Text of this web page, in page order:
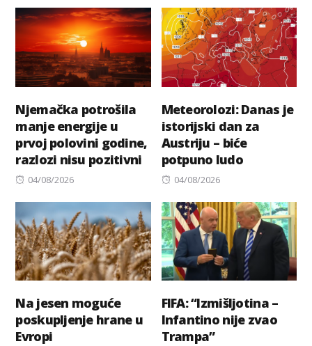
Njemačka potrošila
manje energije u
prvoj polovini godine,
razlozi nisu pozitivni
Posted
04/08/2026
Meteorolozi: Danas je
istorijski dan za
Austriju – biće
potpuno ludo
Posted
04/08/2026
Na jesen moguće
poskupljenje hrane u
Evropi
FIFA: “Izmišljotina –
Infantino nije zvao
Trampa”